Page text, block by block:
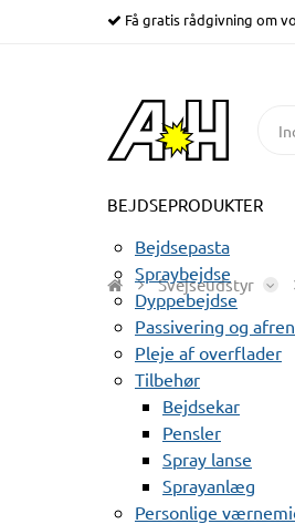
Få gratis rådgivning om
BEJDSEPRODUKTER
Bejdsepasta
Spraybejdse
Dyppebejdse
Passivering og
Pleje af overflader
Tilbehør
Bejdsekar
Pensler
Spray lanse
Sprayanlæg
Personlige
Svejseudstyr